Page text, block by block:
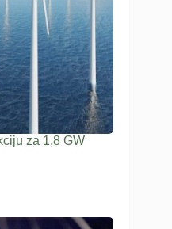
za 1,8 GW